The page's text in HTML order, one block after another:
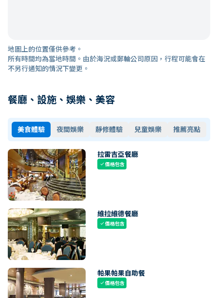
地圖上的位置僅供參考。
所有時間均為當地時間。由於海況或郵輪公司原因，行程可能會在
不另行通知的情況下變更。
餐廳、設施、娛樂、美容
美食體驗 夜間娛樂 靜修體驗 兒童娛樂 推薦亮點
拉雷吉亞餐廳
check價格包含
維拉維德餐廳
check價格包含
帕果帕果自助餐
check價格包含